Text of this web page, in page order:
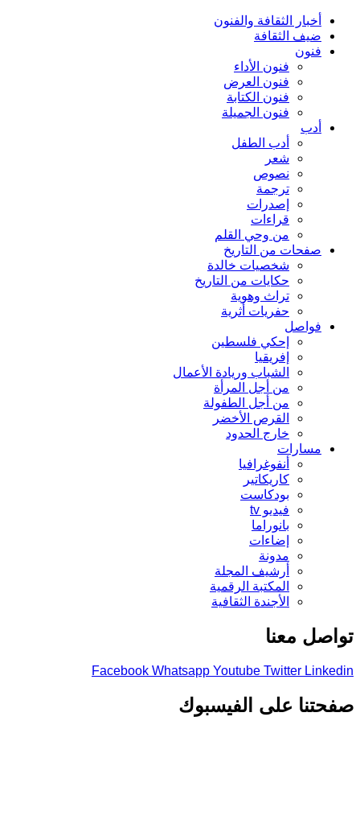
أخبار الثقافة والفنون
ضيف الثقافة
فنون
فنون الأداء
فنون العرض
فنون الكتابة
فنون الجميلة
أدب
أدب الطفل
شعر
نصوص
ترجمة
إصدرات
قراءات
من وحي القلم
صفحات من التاريخ
شخصيات خالدة
حكايات من التاريخ
تراث وهوية
حفريات أثرية
فواصل
إحكي فلسطين
إفريقيا
الشباب وريادة الأعمال
من أجل المرأة
من أجل الطفولة
القرص الأخضر
خارج الحدود
مسارات
أنفوغرافيا
كاريكاتير
بودكاست
فيديو tv
بانوراما
إضاءات
مدونة
أرشيف المجلة
المكتبة الرقمية
الأجندة الثقافية
تواصل معنا
Facebook Whatsapp Youtube Twitter Linkedin
صفحتنا على الفيسبوك